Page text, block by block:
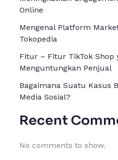
Online
Mengenal Platform
Tokopedia
Fitur – Fitur TikTok Shop
Menguntungkan Penjual
Bagaimana Suatu Kasus
Media Sosial?
Recent
No comments to show.